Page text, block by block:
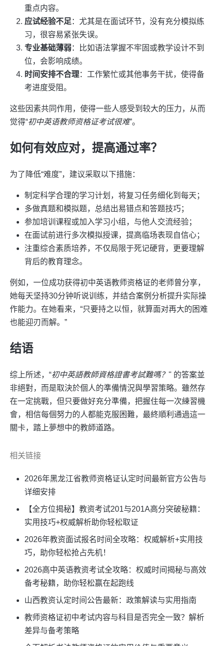
重点内容。
应试经验不足 ：尤其是在面试环节，没有充分模拟练
习，很容易紧张失误。
专业基础薄弱：比如语法掌握不牢固或教学设计不到
位，会影响成绩。
时间安排不合理：工作繁忙或其他事务干扰，使得备
考进度受阻。
这些因素共同作用，使得一些人感受到较大的压力，从而
觉得“初中英语教师资格证考试很难”。
如何有效应对，提高通过率？
为了降低“难度”，建议采取以下措施：
制定科学合理的学习计划，将复习任务细化到每天；
多做真题和模拟题，总结出易错点和答题技巧；
参加培训课程或加入学习小组，与他人交流经验；
在面试前进行多次模拟授课，提高临场表现自信心；
注重综合素质培养，不仅局限于死记硬背，更要理解
背后的教育理念。
例如，一位成功获得初中英语教师资格证的老师曾分享，
她每天坚持30分钟听说训练，并结合案例分析提升实际操
作能力。在她看来，“只要持之以恒，就算面对再大的困难
也能迎刃而解。”
结语
综上所述，“初中英語教師資格證書考試難嗎？ " 的答案並
非絕對，而是取決於個人的準備情況與學習策略。雖然存
在一定挑戰，但只要做好充分準備，把握住每一次練習機
會，相信每個努力的人都能克服困難，最終順利通過這一
關卡，踏上夢想中的教師道路。
相关链接
2026年黑龙江省教师资格证认定时间最新官方公告与
详细安排
【全方位揭秘】教资考试201与201A高分突破秘籍：
实用技巧+权威解析助你轻松取证
2026年教资面试报名时间全攻略：权威解析+实用技
巧，助你轻松抢占先机！
2026高中英语教资考试全攻略：权威时间揭秘与高效
备考秘籍，助你轻松赢在起跑线
山西教资认定时间公告最新：政策解读与实用指南
教师资格证初中考试内容与科目是否完全一致？解析
差异与备考策略